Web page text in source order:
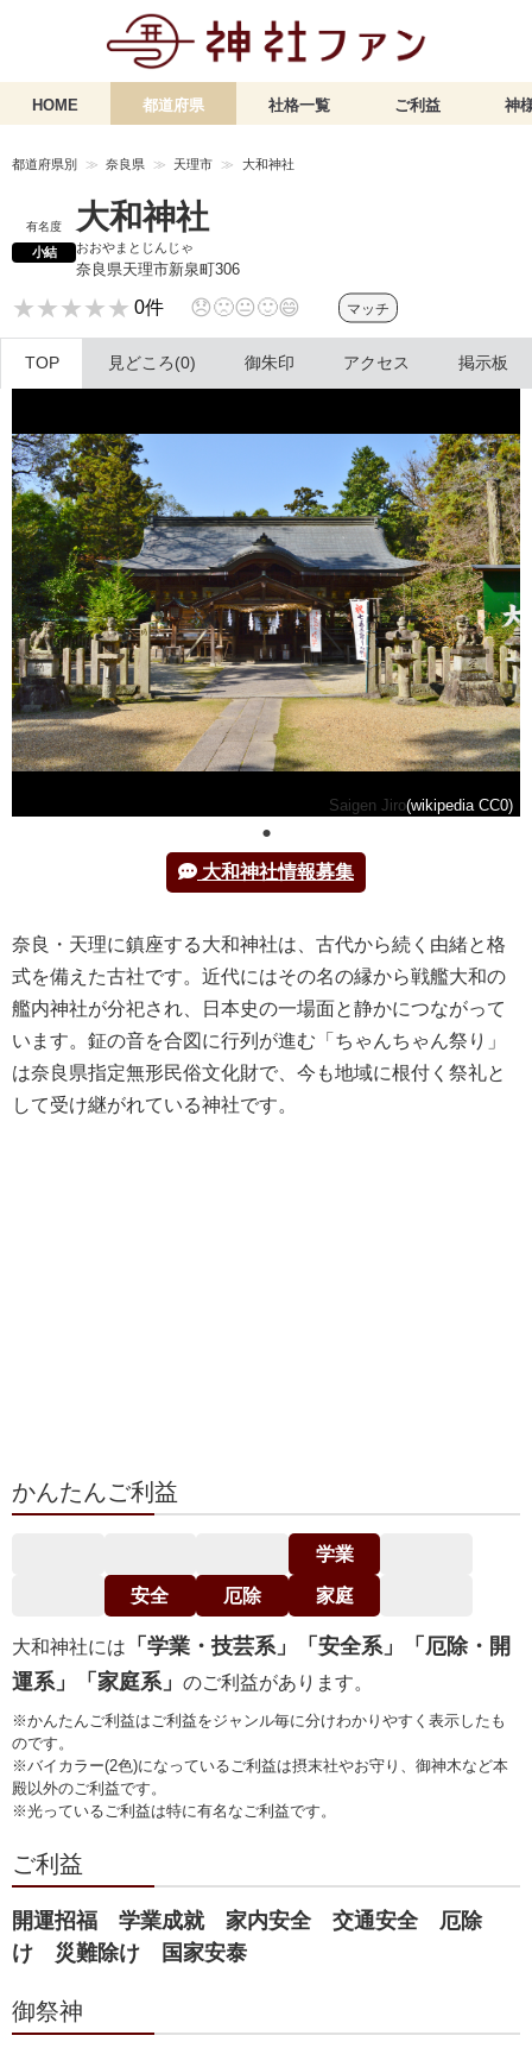
HOME 都道府県 社格一覧 ご利益 神
都道府県別 奈良県 天理市 大和神社
有名度
小結
大和神社
おおやまとじんじゃ
奈良県天理市新泉町306
★★★★★
★★★★★ 0件 😞🙁😐🙂😄 マッチ
TOP 見どころ(0) 御朱印 アクセス 掲示板
Saigen Jiro(wikipedia CC0)
大和神社情報募集
奈良・天理に鎮座する大和神社は、古代から続く由緒と格
式を備えた古社です。近代にはその名の縁から戦艦大和の
艦内神社が分祀され、日本史の一場面と静かにつながって
います。鉦の音を合図に行列が進む「ちゃんちゃん祭り」
は奈良県指定無形民俗文化財で、今も地域に根付く祭礼と
して受け継がれている神社です。
かんたんご利益
学業
安全 厄除 家庭
大和神社には
「学業・技芸系」「安全系」「厄除・開
運系」「家庭系」 のご利益があります。
※かんたんご利益はご利益をジャンル毎に分けわかりやすく表示したも
のです。
※バイカラー(2色)になっているご利益は摂末社やお守り、御神木など本
殿以外のご利益です。
※光っているご利益は特に有名なご利益です。
ご利益
開運招福 学業成就 家内安全 交通安全 厄除
け 災難除け 国家安泰
御祭神